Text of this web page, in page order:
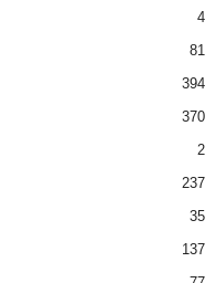
4
81
394
370
2
237
35
137